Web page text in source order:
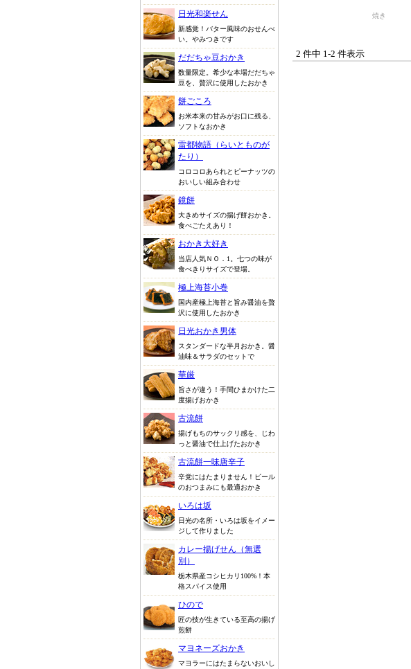
日光和楽せん
新感覚！バター風味のおせんべ
い。やみつきです
だだちゃ豆おかき
数量限定。希少な本場だだちゃ
豆を、贅沢に使用したおかき
餅ごころ
お米本来の甘みがお口に残る、
ソフトなおかき
雷都物語（らいとものが
たり）
コロコロあられとピーナッツの
おいしい組み合わせ
鏡餅
大きめサイズの揚げ餅おかき。
食べごたえあり！
おかき大好き
当店人気ＮＯ．1。七つの味が
食べきりサイズで登場。
極上海苔小巻
国内産極上海苔と旨み醤油を贅
沢に使用したおかき
日光おかき男体
スタンダードな半月おかき。醤
油味＆サラダのセットで
華厳
旨さが違う！手間ひまかけた二
度揚げおかき
古流餅
揚げもちのサックリ感を、じわ
っと醤油で仕上げたおかき
古流餅一味唐辛子
辛党にはたまりません！ビール
のおつまみにも最適おかき
いろは坂
日光の名所・いろは坂をイメー
ジして作りました
カレー揚げせん（無選
別）
栃木県産コシヒカリ100%！本
格スパイス使用
ひので
匠の技が生きている至高の揚げ
煎餅
マヨネーズおかき
マヨラーにはたまらないおいし
焼き
2 件中 1-2 件表示